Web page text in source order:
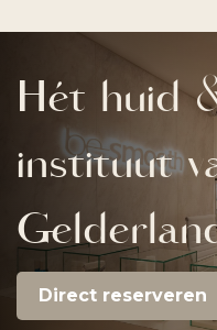
Hét huid
instituut
Direct reserveren